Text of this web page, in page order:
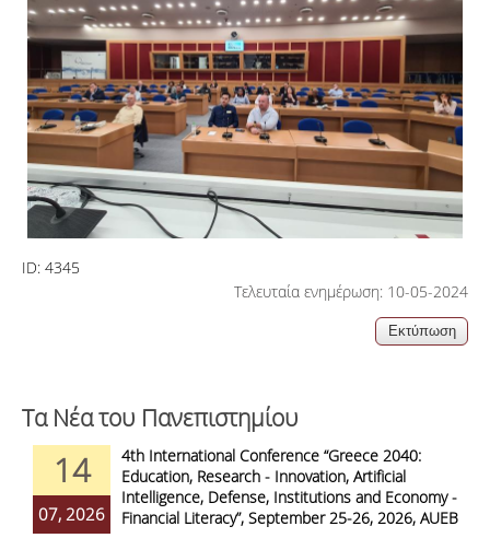
ID: 4345
Τελευταία ενημέρωση: 10-05-2024
Τα Νέα του Πανεπιστημίου
14
07, 2026
4th International Conference “Greece 2040:
Education, Research - Innovation, Artificial
Intelligence, Defense, Institutions and Economy -
Financial Literacy”, September 25-26, 2026, AUEB